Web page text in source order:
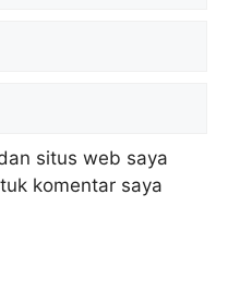
situs web saya
komentar saya